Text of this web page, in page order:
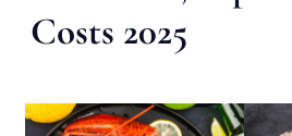
Costs 2025